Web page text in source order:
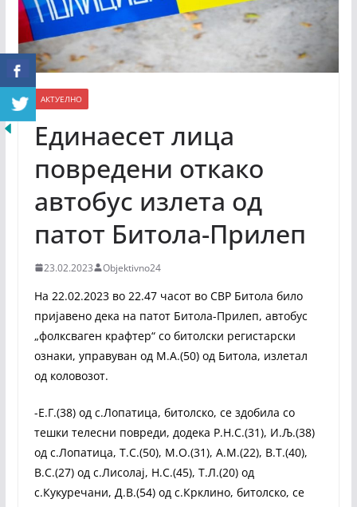
АКТУЕЛНО
Единаесет лица
повредени откако
автобус излета од
патот Битола-Прилеп
23.02.2023 Objektivno24
На 22.02.2023 во 22.47 часот во СВР Битола било
пријавено дека на патот Битола-Прилеп, автобус
„фолксваген крафтер“ со битолски регистарски
ознаки, управуван од М.А.(50) од Битола, излетал
од коловозот.
-Е.Г.(38) од с.Лопатица, битолско, се здобила со
тешки телесни повреди, додека Р.Н.С.(31), И.Љ.(38)
од с.Лопатица, Т.С.(50), М.О.(31), А.М.(22), В.Т.(40),
В.С.(27) од с.Лисолај, Н.С.(45), Т.Л.(20) од
с.Кукуречани, Д.В.(54) од с.Крклино, битолско, се